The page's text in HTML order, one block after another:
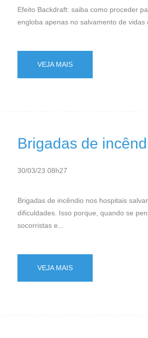
Efeito Backdraft: saiba como proceder
engloba apenas no salvamento de
VEJA MAIS
Brigadas de
30/03/23 08h27
Brigadas de incêndio nos hospitais
dificuldades. Isso porque, quando se
socorristas e...
VEJA MAIS